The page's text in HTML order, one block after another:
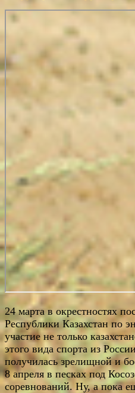
24 марта в окрестностях
Республики Казахстан по
участие не только
этого вида спорта из
получилась зрелищной и
8 апреля в песках под
соревнований. Ну, а пока